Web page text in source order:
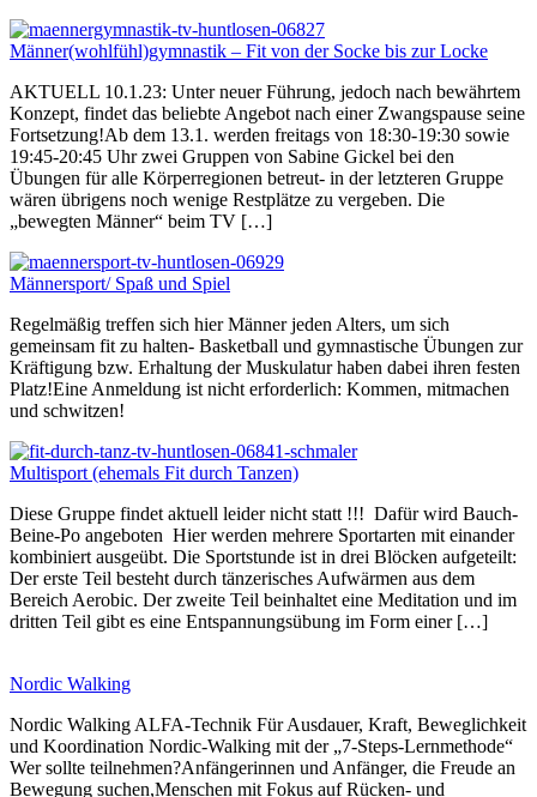
Männer(wohlfühl)gymnastik – Fit von der Socke bis zur Locke
AKTUELL 10.1.23: Unter neuer Führung, jedoch nach bewährtem
Konzept, findet das beliebte Angebot nach einer Zwangspause seine
Fortsetzung!Ab dem 13.1. werden freitags von 18:30-19:30 sowie
19:45-20:45 Uhr zwei Gruppen von Sabine Gickel bei den
Übungen für alle Körperregionen betreut- in der letzteren Gruppe
wären übrigens noch wenige Restplätze zu vergeben. Die
„bewegten Männer“ beim TV […]
Männersport/ Spaß und Spiel
Regelmäßig treffen sich hier Männer jeden Alters, um sich
gemeinsam fit zu halten- Basketball und gymnastische Übungen zur
Kräftigung bzw. Erhaltung der Muskulatur haben dabei ihren festen
Platz!Eine Anmeldung ist nicht erforderlich: Kommen, mitmachen
und schwitzen!
Multisport (ehemals Fit durch Tanzen)
Diese Gruppe findet aktuell leider nicht statt !!! Dafür wird Bauch-
Beine-Po angeboten Hier werden mehrere Sportarten mit einander
kombiniert ausgeübt. Die Sportstunde ist in drei Blöcken aufgeteilt:
Der erste Teil besteht durch tänzerisches Aufwärmen aus dem
Bereich Aerobic. Der zweite Teil beinhaltet eine Meditation und im
dritten Teil gibt es eine Entspannungsübung im Form einer […]
Nordic Walking
Nordic Walking ALFA-Technik Für Ausdauer, Kraft, Beweglichkeit
und Koordination Nordic-Walking mit der „7-Steps-Lernmethode“
Wer sollte teilnehmen?Anfängerinnen und Anfänger, die Freude an
Bewegung suchen,Menschen mit Fokus auf Rücken- und